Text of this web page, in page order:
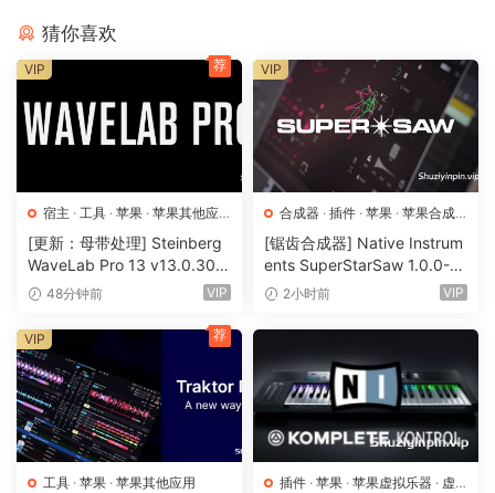
猜你喜欢
宿主 · 工具 · 苹果 · 苹果其他应
用· 苹果宿主
[更新：母带处理] Steinberg
WaveLab Pro 13 v13.0.30
+安装方法 [WiN, MacOSX]
48分钟前 VIP
VIP 荐
合成器 · 插件 · 苹果 · 苹果合成
器
[锯齿合成器] Native Instrum
ents SuperStarSaw 1.0.0-H
CiSO [MacOSX]（182.43M
2小时前 VIP
VIP
工具 · 苹果 · 苹果其他应用
VIP 荐
插件 · 苹果 · 苹果虚拟乐器 · 虚